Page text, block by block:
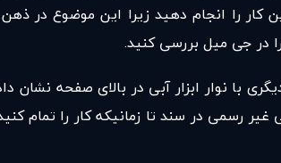
کار را انجام دهید زیرا این موضوع
با نوار ابزار آبی در بالای صفحه
رسمی در سند تا زمانیکه کار را تمام